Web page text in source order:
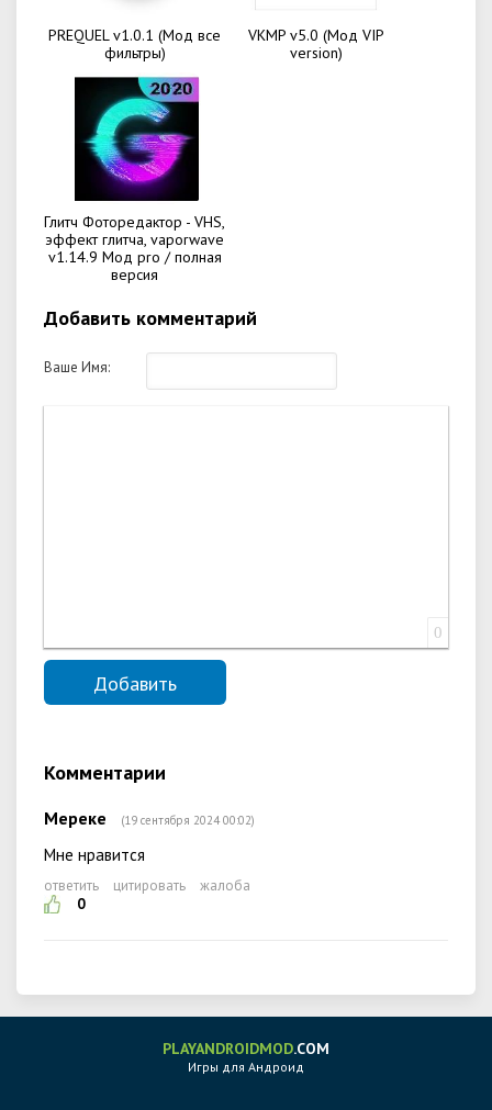
PREQUEL v1.0.1 (Мод все
фильтры)
VKMP v5.0 (Мод VIP
version)
Глитч Фоторедактор - VHS,
эффект глитча, vaporwave
v1.14.9 Мод pro / полная
версия
Добавить комментарий
Ваше Имя:
0
Комментарии
Мереке (19 сентября 2024 00:02)
Мне нравится
ответить цитировать
жалоба
0
PLAYANDROIDMOD.COM
Игры для Андроид